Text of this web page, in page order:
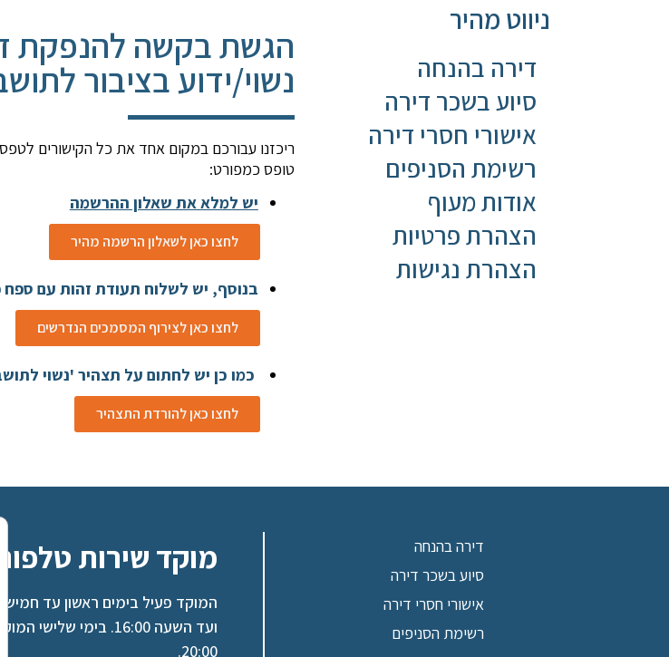
ניווט מהיר
דירה בהנחה
סיוע בשכר דירה
אישורי חסרי דירה
רשימת הסניפים
אודות מעוף
הצהרת פרטיות
הצהרת נגישות
הגשת בקשה להנפקת
נשוי/ידוע בציבור
ריכזנו עבורכם במקום אחד את כל הקישורים
טופס כמפורט:
יש למלא את שאלון ההרשמה
לחצו כאן לשאלון הרשמה מהיר
בנוסף, יש לשלוח תעודת זהות עם ספח
לחצו כאן לצירוף המסמכים הנדרשים
כמו כן יש לחתום על תצהיר 'נשוי
לחצו כאן להורדת התצהיר
דירה בהנחה
סיוע בשכר דירה
אישורי חסרי דירה
רשימת הסניפים
מוקד שירות טלפוני –
ועד השעה 16:00. בימי
20:00.